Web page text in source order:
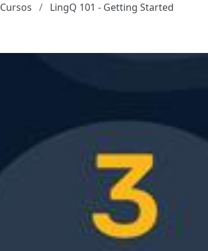
Cursos LingQ 101 - Getting Started